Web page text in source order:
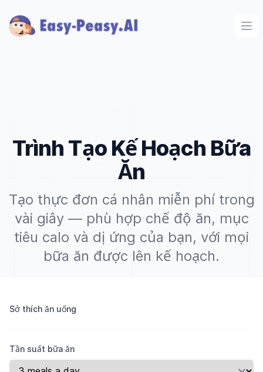
Trình Tạo Kế Hoạch Bữa
Ăn
Tạo thực đơn cá nhân miễn phí trong
vài giây — phù hợp chế độ ăn, mục
tiêu calo và dị ứng của bạn, với mọi
bữa ăn được lên kế hoạch.
Sở thích ăn uống
Tần suất bữa ăn